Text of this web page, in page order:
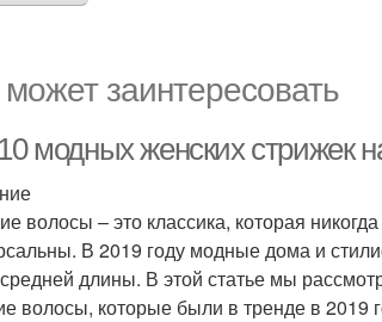
заинтересовать
модных женских стрижек
волосы – это классика, которая
В 2019 году модные дома и
длины. В этой статье мы
волосы, которые были в тренде в 2019